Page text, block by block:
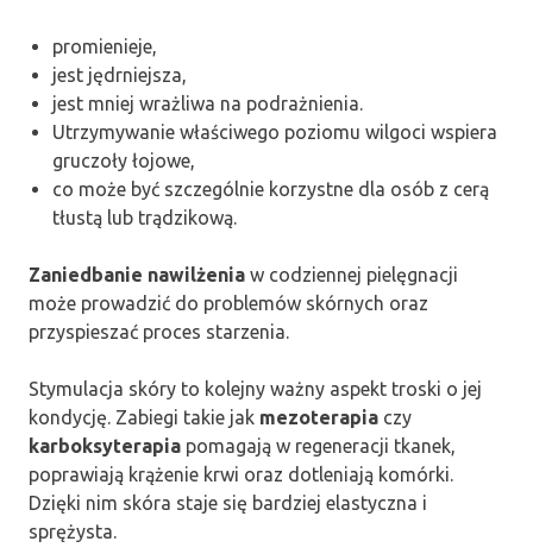
promienieje,
jest jędrniejsza,
jest mniej wrażliwa na podrażnienia.
Utrzymywanie właściwego poziomu wilgoci wspiera
gruczoły łojowe,
co może być szczególnie korzystne dla osób z cerą
tłustą lub trądzikową.
Zaniedbanie nawilżenia w codziennej pielęgnacji
może prowadzić do problemów skórnych oraz
przyspieszać proces starzenia.
Stymulacja skóry to kolejny ważny aspekt troski o jej
kondycję. Zabiegi takie jak mezoterapia czy
karboksyterapia pomagają w regeneracji tkanek,
poprawiają krążenie krwi oraz dotleniają komórki.
Dzięki nim skóra staje się bardziej elastyczna i
sprężysta.